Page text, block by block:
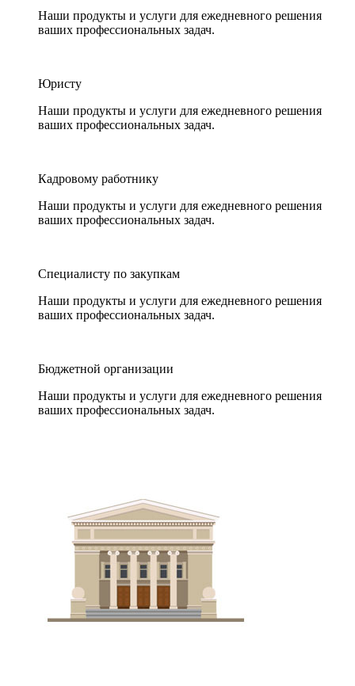
Наши продукты и услуги для ежедневного решения
ваших профессиональных задач.
Юристу
Наши продукты и услуги для ежедневного решения
ваших профессиональных задач.
Кадровому работнику
Наши продукты и услуги для ежедневного решения
ваших профессиональных задач.
Специалисту по закупкам
Наши продукты и услуги для ежедневного решения
ваших профессиональных задач.
Бюджетной организации
Наши продукты и услуги для ежедневного решения
ваших профессиональных задач.